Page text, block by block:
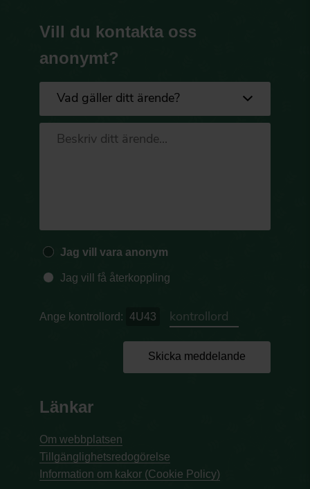
Vill du kontakta oss
anonymt?
Jag vill vara anonym
Jag vill få återkoppling
Ange kontrollord: 4U43
Skicka meddelande
Länkar
Om webbplatsen
Tillgänglighetsredogörelse
Information om kakor (Cookie Policy)